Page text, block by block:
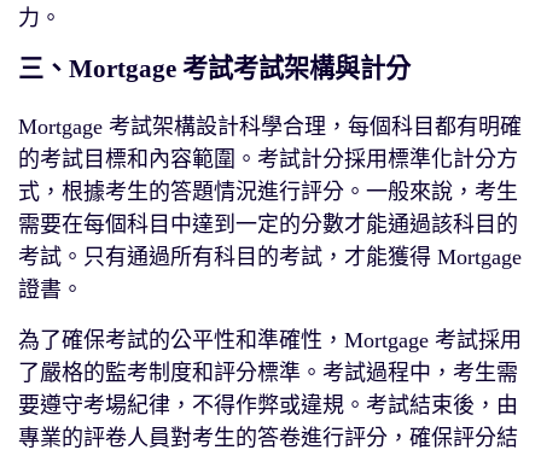
力。
三、Mortgage 考試考試架構與計分
Mortgage 考試架構設計科學合理，每個科目都有明確
的考試目標和內容範圍。考試計分採用標準化計分方
式，根據考生的答題情況進行評分。一般來說，考生
需要在每個科目中達到一定的分數才能通過該科目的
考試。只有通過所有科目的考試，才能獲得 Mortgage
證書。
為了確保考試的公平性和準確性，Mortgage 考試採用
了嚴格的監考制度和評分標準。考試過程中，考生需
要遵守考場紀律，不得作弊或違規。考試結束後，由
專業的評卷人員對考生的答卷進行評分，確保評分結